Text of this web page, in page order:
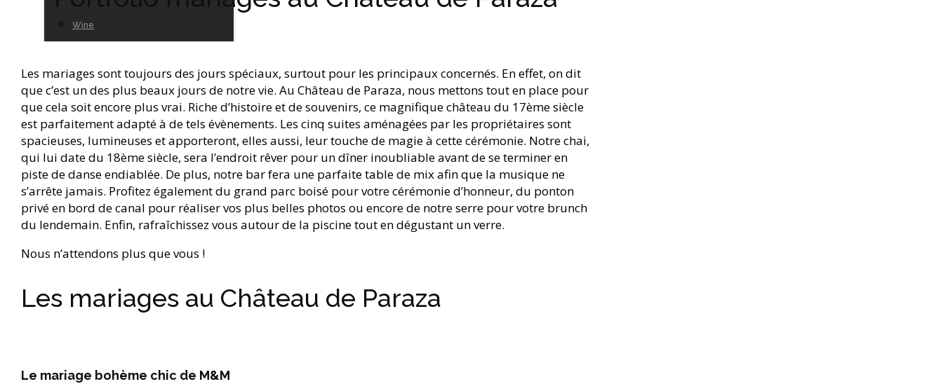
Wine
Les mariages sont toujours des jours spéciaux, surtout pour les principaux concernés. En effet, on dit
que c’est un des plus beaux jours de notre vie. Au Château de Paraza, nous mettons tout en place pour
que cela soit encore plus vrai. Riche d’histoire et de souvenirs, ce magnifique château du 17ème siècle
est parfaitement adapté à de tels évènements. Les cinq suites aménagées par les propriétaires sont
spacieuses, lumineuses et apporteront, elles aussi, leur touche de magie à cette cérémonie. Notre chai,
qui lui date du 18ème siècle, sera l’endroit rêver pour un dîner inoubliable avant de se terminer en
piste de danse endiablée. De plus, notre bar fera une parfaite table de mix afin que la musique ne
s’arrête jamais. Profitez également du grand parc boisé pour votre cérémonie d’honneur, du ponton
privé en bord de canal pour réaliser vos plus belles photos ou encore de notre serre pour votre brunch
du lendemain. Enfin, rafraîchissez vous autour de la piscine tout en dégustant un verre.
Nous n’attendons plus que vous !
Les mariages au Château de Paraza
Le mariage bohème chic de M&M